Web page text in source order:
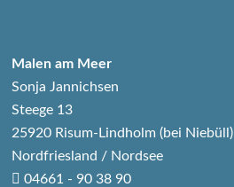
Malen am Meer
Sonja Jannichsen
Steege 13
25920 Risum-Lindholm (bei Niebüll)
Nordfriesland / Nordsee
04661 - 90 38 90